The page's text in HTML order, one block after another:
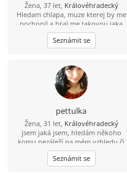
Žena, 37 let, Královéhradecký
Hledam chlapa, muze kterej by me
pochopil a bral me takovou jaka
sem.a dokazal skrotit :). trochu
snilek trochu blazinek... ale jinak
hodna holka .. andilek s dablem :D
Seznámit se
pettulka
Žena, 31 let, Královéhradecký
jsem jaká jsem, hledám někoho
komu nezáleží na mém vzhledu či
povaze bere mě takovou jaká jsem
snad někoho takového najdu :)
Seznámit se